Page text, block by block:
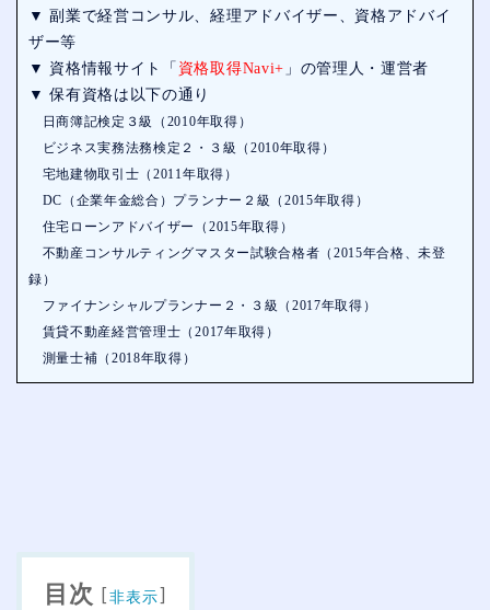
▼ 副業で経営コンサル、経理アドバイザー、資格アドバイ
ザー等
▼ 資格情報サイト「 資格取得Navi+ 」の管理人・運営者
▼ 保有資格は以下の通り
日商簿記検定３級（2010年取得）
ビジネス実務法務検定２・３級（2010年取得）
宅地建物取引士（2011年取得）
DC（企業年金総合）プランナー２級（2015年取得）
住宅ローンアドバイザー（2015年取得）
不動産コンサルティングマスター試験合格者（2015年合格、未登
録）
ファイナンシャルプランナー２・３級（2017年取得）
賃貸不動産経営管理士（2017年取得）
測量士補（2018年取得）
目次 [非表示]